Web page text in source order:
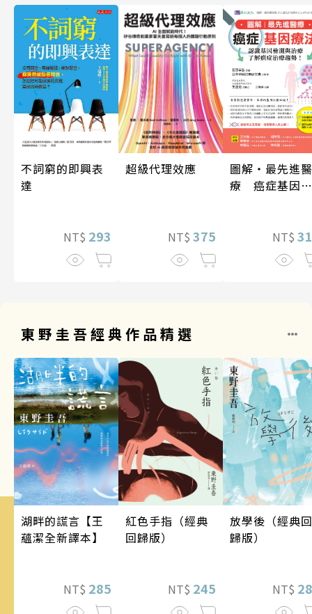
不詞窮的即興表
達
NT$ 293
超級代理效應
NT$ 375
圖解‧最先進醫
療 癌症基因療
NT$
東野圭吾經典作品精選
湖畔的謊言【王
蘊潔全新譯本】
NT$ 285
紅色手指（經典
回歸版）
NT$ 245
放學後（經典回
歸版）
NT$